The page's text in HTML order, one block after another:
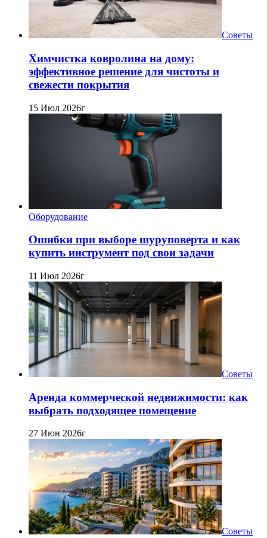
Советы
Химчистка ковролина на дому:
эффективное решение для чистоты и
свежести покрытия
15 Июл 2026г
Оборудование
Ошибки при выборе шуруповерта и как
купить инструмент под свои задачи
11 Июл 2026г
Советы
Аренда коммерческой недвижимости: как
выбрать подходящее помещение
27 Июн 2026г
Советы